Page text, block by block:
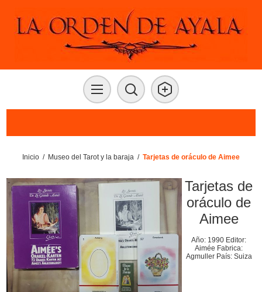
Inicio / Museo del Tarot y la baraja / Tarjetas de oráculo de Aimee
Tarjetas de
oráculo de
Aimee
Año: 1990 Editor:
Aimée Fabrica:
Agmuller País: Suiza